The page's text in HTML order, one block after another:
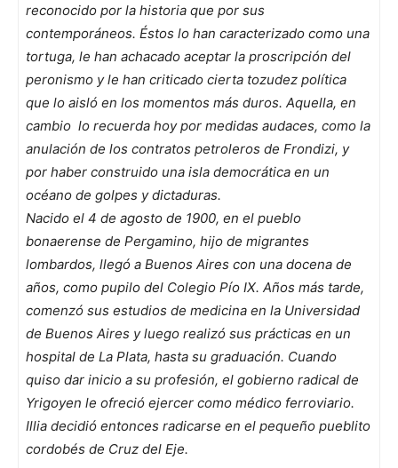
reconocido por la historia que por sus
contemporáneos. Éstos lo han caracterizado como una
tortuga, le han achacado aceptar la proscripción del
peronismo y le han criticado cierta tozudez política
que lo aisló en los momentos más duros. Aquella, en
cambio lo recuerda hoy por medidas audaces, como la
anulación de los contratos petroleros de Frondizi, y
por haber construido una isla democrática en un
océano de golpes y dictaduras.
Nacido el 4 de agosto de 1900, en el pueblo
bonaerense de Pergamino, hijo de migrantes
lombardos, llegó a Buenos Aires con una docena de
años, como pupilo del Colegio Pío IX. Años más tarde,
comenzó sus estudios de medicina en la Universidad
de Buenos Aires y luego realizó sus prácticas en un
hospital de La Plata, hasta su graduación. Cuando
quiso dar inicio a su profesión, el gobierno radical de
Yrigoyen le ofreció ejercer como médico ferroviario.
Illia decidió entonces radicarse en el pequeño pueblito
cordobés de Cruz del Eje.